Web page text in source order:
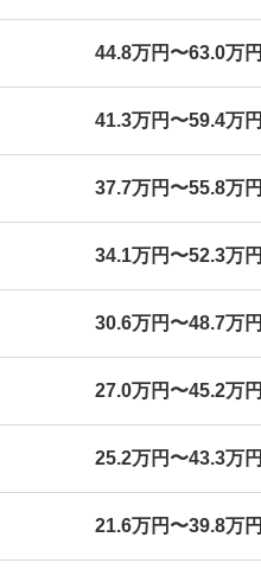
44.8万円〜63.0万円
41.3万円〜59.4万円
37.7万円〜55.8万円
34.1万円〜52.3万円
30.6万円〜48.7万円
27.0万円〜45.2万円
25.2万円〜43.3万円
21.6万円〜39.8万円